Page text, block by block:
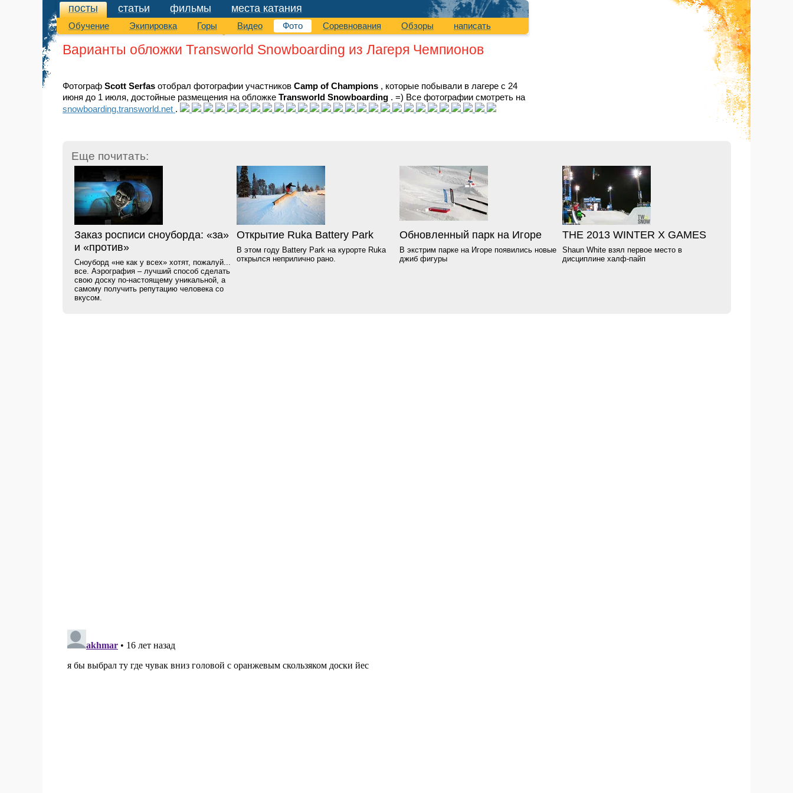
посты
посты статьи фильмы места катания
Обучение Экипировка Горы Видео Фото Соревнования Обзоры написать
Варианты обложки Transworld Snowboarding из Лагеря Чемпионов
Фотограф Scott Serfas отобрал фотографии участников Camp of Champions , которые побывали в лагере с 24
июня до 1 июля, достойные размещения на обложке Transworld Snowboarding . =) Все фотографии смотреть на
snowboarding.transworld.net .
Еще почитать:
Заказ росписи сноуборда: «за»
и «против»
Сноуборд «не как у всех» хотят, пожалуй...
все. Аэрография – лучший способ сделать
свою доску по-настоящему уникальной, а
самому получить репутацию человека со
вкусом.
Открытие Ruka Battery Park
В этом году Battery Park на курорте Ruka
открылся неприлично рано.
Обновленный парк на Игоре
В экстрим парке на Игоре появились новые
джиб фигуры
THE 2013 WINTER X GAMES
Shaun White взял первое место в
дисциплине халф-пайп